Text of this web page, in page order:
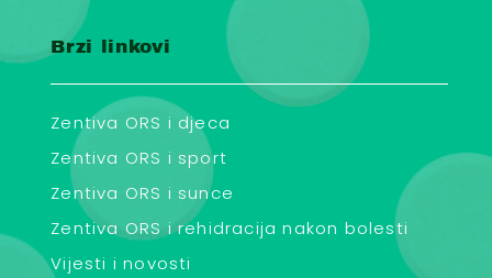
Brzi linkovi
Zentiva ORS i djeca
Zentiva ORS i sport
Zentiva ORS i sunce
Zentiva ORS i rehidracija nakon bolesti
Vijesti i novosti